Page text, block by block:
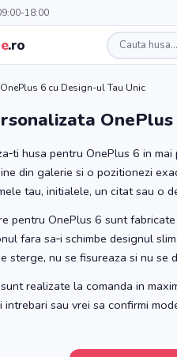
18:00
.ro
6 cu Design-ul Tau Unic
husa pentru OnePlus 6 in
din galerie si o pozitionezi
tau, initialele, un citat sau o
pentru OnePlus 6 sunt
fara sa‑i schimbe designul
sterge, nu se fisureaza si nu se
realizate la comanda in
intrebari sau vrei sa confirmi